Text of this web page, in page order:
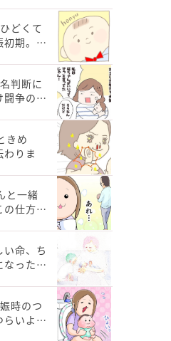
どくて
初期。…
判断に
闘争の…
きめ
わりま
と一緒
の仕方…
命、ち
なった…
時のつ
らいよ…